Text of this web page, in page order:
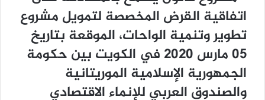
ﺍﺗﻔﺎﻗﻴﺔ ﺍﻟﻘﺮﺽ ﺍﻟﻤﺨﺼﺼﺔ ﻟﺘﻤﻮﻳﻞ ﻣﺸﺮﻭﻉ
ﺗﻄﻮﻳﺮ ﻭﺗﻨﻤﻴﺔ ﺍﻟﻮﺍﺣﺎﺕ، ﺍﻟﻤﻮﻗﻌﺔ ﺑﺘﺎﺭﻳﺦ
05 ﻣﺎﺭﺱ 2020 ﻓﻲ ﺍﻟﻜﻮﻳﺖ ﺑﻴﻦ ﺣﻜﻮﻣﺔ
ﺍﻟﺠﻤﻬﻮﺭﻳﺔ ﺍﻹﺳﻼﻣﻴﺔ ﺍﻟﻤﻮﺭﻳﺘﺎﻧﻴﺔ
ﻭﺍﻟﺼﻨﺪﻭﻕ ﺍﻟﻌﺮﺑﻲ ﻟﻺﻧﻤﺎﺀ ﺍﻻﻗﺘﺼﺎﺩﻱ